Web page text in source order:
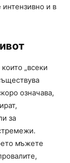
и в
„всеки
означава,
за
мъжете